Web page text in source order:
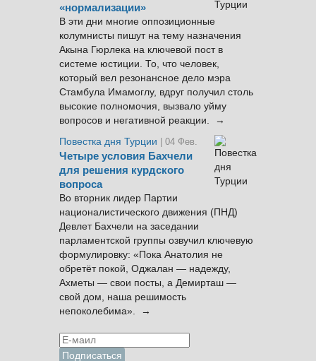
«нормализации»
В эти дни многие оппозиционные
колумнисты пишут на тему назначения
Акына Гюрлека на ключевой пост в
системе юстиции. То, что человек,
который вел резонансное дело мэра
Стамбула Имамоглу, вдруг получил столь
высокие полномочия, вызвало уйму
вопросов и негативной реакции. →
Повестка дня Турции
| 04 Фев.
Четыре условия Бахчели
для решения курдского
вопроса
Во вторник лидер Партии
националистического движения (ПНД)
Девлет Бахчели на заседании
парламентской группы озвучил ключевую
формулировку: «Пока Анатолия не
обретёт покой, Оджалан — надежду,
Ахметы — свои посты, а Демирташ —
свой дом, наша решимость
непоколебима». →